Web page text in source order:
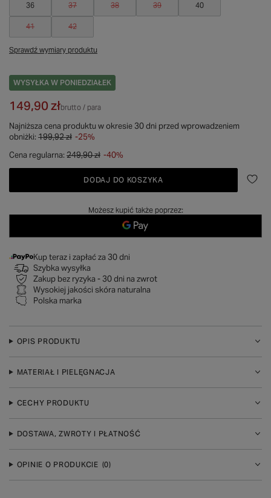
36 37 38 39 40
41 42
Sprawdź wymiary produktu
WYSYŁKA W PONIEDZIAŁEK
149,90 złbrutto/ para
Najniższa cena produktu w okresie 30 dni przed wprowadzeniem
obniżki: 199,92 zł -25%
Cena regularna: 249,90 zł -40%
DODAJ DO KOSZYKA
Możesz kupić także poprzez:
Kup teraz i zapłać za 30 dni
Szybka wysyłka
Zakup bez ryzyka - 30 dni na zwrot
Wysokiej jakości skóra naturalna
Polska marka
OPIS PRODUKTU
MATERIAŁ I PIELĘGNACJA
CECHY PRODUKTU
DOSTAWA, ZWROTY I PŁATNOŚĆ
OPINIE O PRODUKCIE (0)